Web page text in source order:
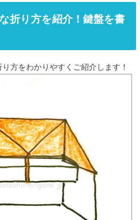
折り方を紹介！鍵盤を書
方をわかりやすくご紹介します！